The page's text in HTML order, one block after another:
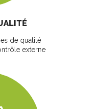
de qualité
externe